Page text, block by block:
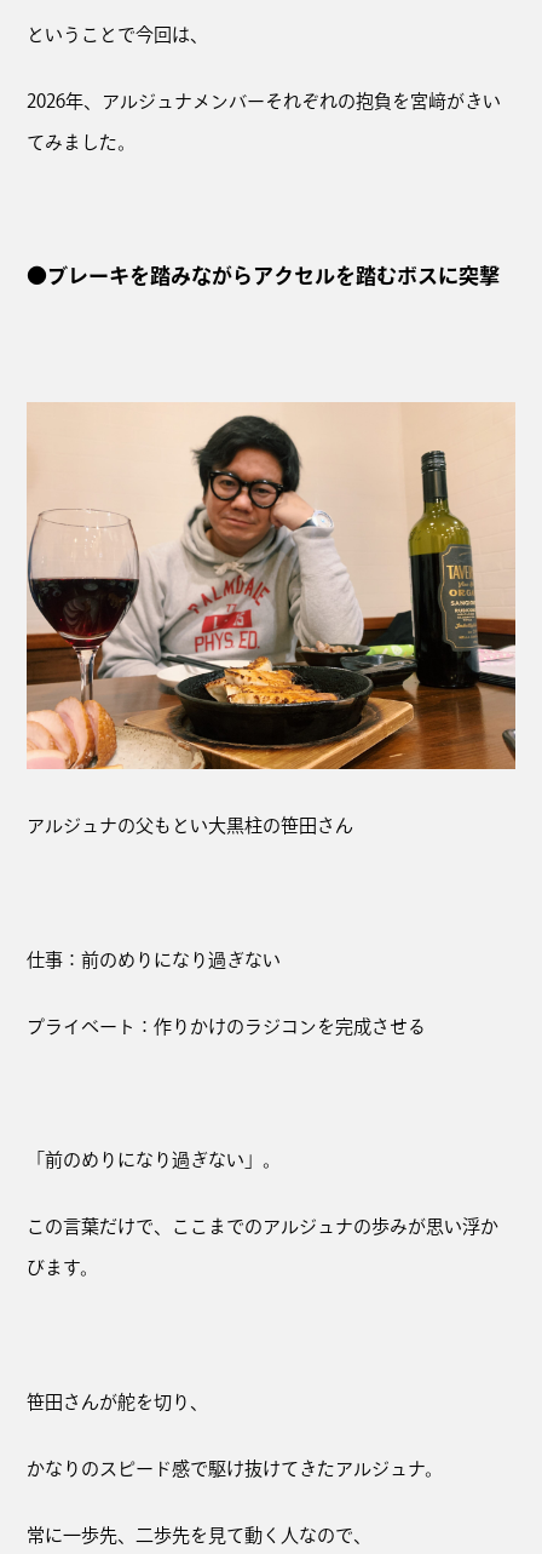
ということで今回は、
2026年、アルジュナメンバーそれぞれの抱負を宮﨑がきい
てみました。
●ブレーキを踏みながらアクセルを踏むボスに突撃
アルジュナの父もとい大黒柱の笹田さん
仕事：前のめりになり過ぎない
プライベート：作りかけのラジコンを完成させる
「前のめりになり過ぎない」。
この言葉だけで、ここまでのアルジュナの歩みが思い浮か
びます。
笹田さんが舵を切り、
かなりのスピード感で駆け抜けてきたアルジュナ。
常に一歩先、二歩先を見て動く人なので、